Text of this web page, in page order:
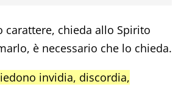
carattere, chieda allo Spirito
è necessario che lo chieda.
invidia, discordia,